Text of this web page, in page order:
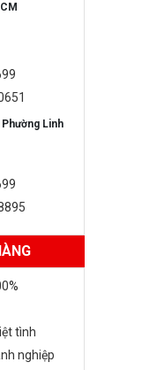
Linh
tình
nghiệp